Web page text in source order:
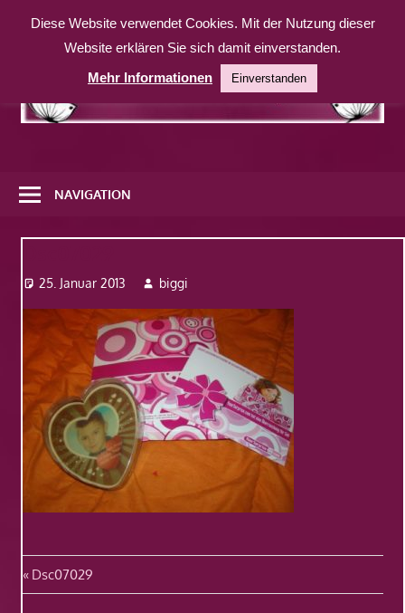
Inhalt
weitere
Website
NAVIGATION
25. Januar 2013 biggi
Beitragsnavigation
Vorheriger
Beitrag:
Dsc07029
Diese Website verwendet Cookies. Mit der Nutzung dieser
Website erklären Sie sich damit einverstanden.
Mehr Informationen
Einverstanden